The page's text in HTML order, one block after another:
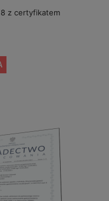
z certyfikatem